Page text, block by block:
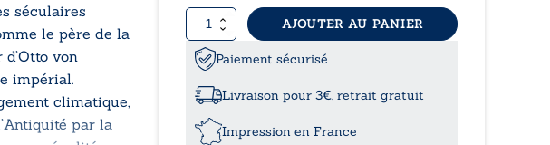
séculaires
le père de la
von
impérial.
climatique,
par la
quantité
de
Le
travail
en
AJOUTER AU PANIER
Paiement sécurisé
Livraison pour 3€, retrait gratuit
Impression en France